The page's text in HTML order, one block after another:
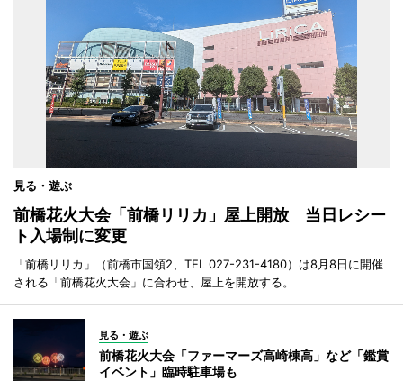
見る・遊ぶ
前橋花火大会「前橋リリカ」屋上開放 当日レシー
ト入場制に変更
「前橋リリカ」（前橋市国領2、TEL 027-231-4180）は8月8日に開催
される「前橋花火大会」に合わせ、屋上を開放する。
見る・遊ぶ
前橋花火大会「ファーマーズ高崎棟高」など「鑑賞
イベント」臨時駐車場も